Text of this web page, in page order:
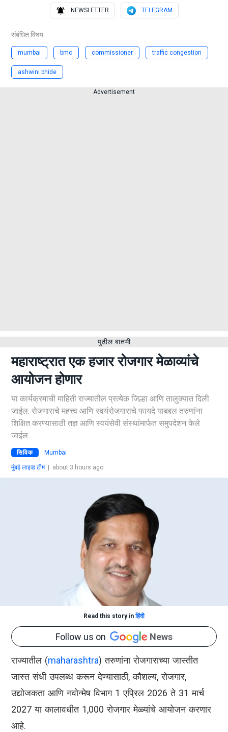
NEWSLETTER TELEGRAM
संबंधित विषय
mumbai bmc commissioner traffic congestion
ashwini bhide
Advertisement
पुढील बातमी
महाराष्ट्रात एक हजार रोजगार मेळाव्यांचे
आयोजन होणार
या कार्यक्रमाची माहिती राज्यातील प्रत्येक जिल्हा आणि तालुक्यात दिली
जाईल. रोजगाराचे महत्त्व आणि स्वयंरोजगाराचे फायदे याबद्दल तरुणांना
शिक्षित करण्यासाठी तज्ञ आणि स्वयंसेवी संस्थांमार्फत समुपदेशन केले
जाईल.
सिविक Mumbai
मुंबई लाइव्ह टीम| about 3 hours ago
Read this story inहिंदी
Follow us on News
राज्यातील (maharashtra) तरुणांना रोजगाराच्या जास्तीत
जास्त संधी उपलब्ध करून देण्यासाठी, कौशल्य, रोजगार,
उद्योजकता आणि नवोन्मेष विभाग 1 एप्रिल 2026 ते 31 मार्च
2027 या कालावधीत 1,000 रोजगार मेळ्यांचे आयोजन करणार
आहे.